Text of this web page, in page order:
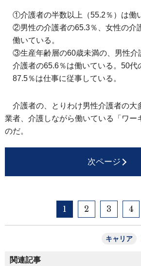
①介護者の半数以上（55.2％）は働
②男性の介護者の65.3％、女性の介
働いている。
③生産年齢層の60歳未満の、男性介
介護者の65.6％は働いている。50代
87.5％は仕事に従事している。
介護者の、とりわけ男性介護者の大
業者、介護しながら働いている「ワー
のだ。
次ページ
1 2 3 4
キャリア
関連記事